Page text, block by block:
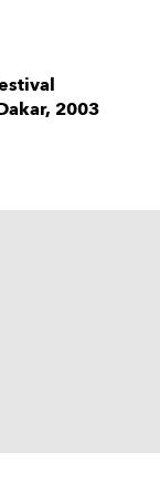
2003